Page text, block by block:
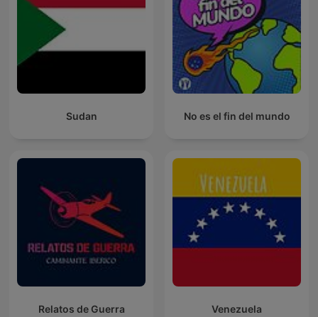
Sudan No es el fin del mundo
Relatos de Guerra Venezuela